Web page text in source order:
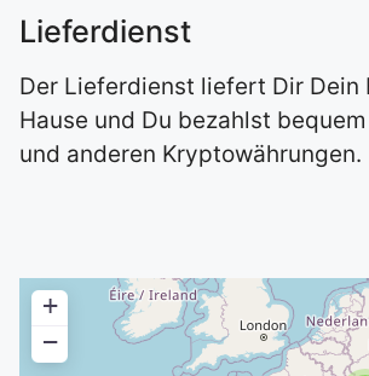
Lieferdienst
Der Lieferdienst liefert Dir Dein
Hause und Du bezahlst
und anderen Kryptowährungen.
+
−